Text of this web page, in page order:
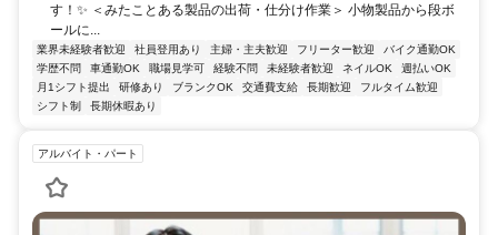
す！✨ ＜みたことある製品の出荷・仕分け作業＞ 小物製品から段ボ
ールに...
業界未経験者歓迎 社員登用あり 主婦・主夫歓迎 フリーター歓迎
バイク通勤OK
学歴不問
車通勤OK 職場見学可 経験不問 未経験者歓迎 ネイルOK
週払いOK
月1シフト提出
研修あり ブランクOK 交通費支給 長期歓迎
フルタイム歓迎
シフト制
長期休暇あり
アルバイト・パート